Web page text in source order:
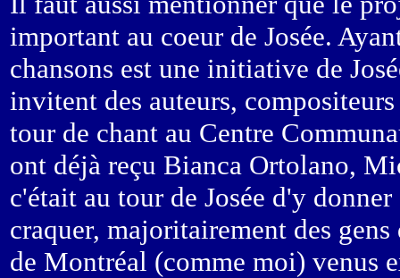
important au coeur de Josée.
chansons est une initiative de
invitent des auteurs,
tour de chant au Centre
ont déjà reçu Bianca Ortolano,
c'était au tour de Josée d'y
craquer, majoritairement des
de Montréal (comme moi) venus